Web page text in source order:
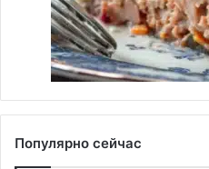
Популярно сейчас